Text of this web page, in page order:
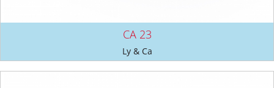
CA 23
Ly & Ca